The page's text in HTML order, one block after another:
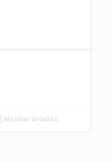
Mostrar detalles